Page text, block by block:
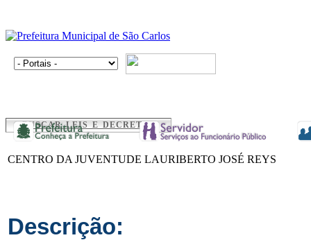
BUSCAR LEIS E DECRETOS
CENTRO DA JUVENTUDE LAURIBERTO JOSÉ REYS
Descrição: